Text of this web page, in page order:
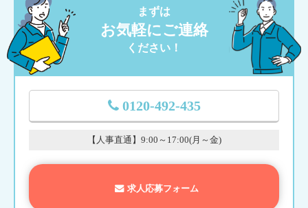
まずは
お気軽にご連絡
ください！
0120-492-435
【人事直通】9:00～17:00(月～金)
求人応募フォーム